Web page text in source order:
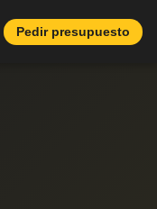
Pedir presupuesto